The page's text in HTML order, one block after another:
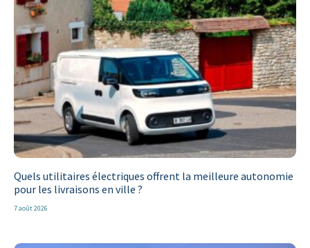
Quels utilitaires électriques offrent la meilleure autonomie
pour les livraisons en ville ?
7 août 2026